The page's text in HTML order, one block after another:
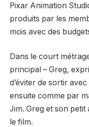
Pixar Animation
produits par les
mois avec des
Dans le court
principal – Greg,
d’éviter de sortir
ensuite comme par
Jim. Greg et son petit
le film.